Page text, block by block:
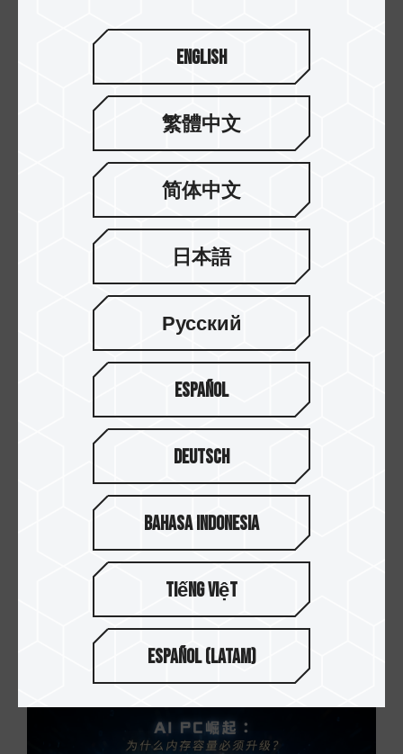
PCIe Gen 5 SSD：次世代存储的新纪元
内置固态硬盘的 TBW 是什么？一文看懂“耐用...
English
繁體中文
简体中文
日本語
Русский
Español
Deutsch
Bahasa Indonesia
Tiếng Việt
Español (Latam)